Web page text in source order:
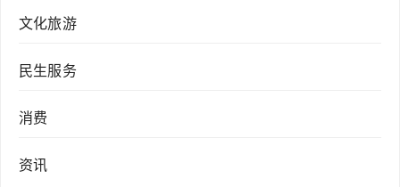
文化旅游
民生服务
消费
资讯